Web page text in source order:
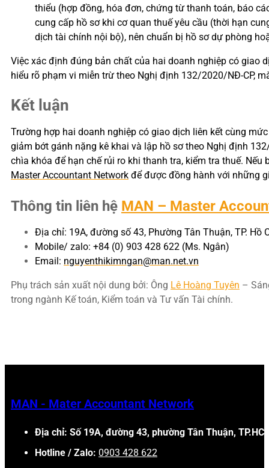
thiểu (hợp đồng, hóa đơn, chứng từ thanh toán, báo
cung cấp hồ sơ khi cơ quan thuế yêu cầu (thời hạn
dịch tài chính nội bộ), nên chuẩn bị hồ sơ dự phòng
Việc xác định đúng bản chất của hai doanh nghiệp có giao
hiểu rõ phạm vi miễn trừ theo Nghị định 132/2020/NĐ-CP,
Kết luận
Trường hợp hai doanh nghiệp có giao dịch liên kết cùng
giảm bớt gánh nặng kê khai và lập hồ sơ theo Nghị định
chìa khóa để hạn chế rủi ro khi thanh tra, kiểm tra thuế.
Master Accountant Network để được đồng hành với những
Thông tin liên hệ MAN – Master
Địa chỉ: 19A, đường số 43, Phường Tân Thuận, TP. Hồ
Mobile/ zalo: +84 (0) 903 428 622 (Ms. Ngân)
Email: nguyenthikimngan@man.net.vn
Phụ trách sản xuất nội dung bởi: Ông Lê Hoàng Tuyên –
trong ngành Kế toán, Kiểm toán và Tư vấn Tài chính.
MAN - Mater Accountant Network
Địa chỉ: Số 19A, đường 43, phường Tân Thuận,
Hotline / Zalo: 0903 428 622